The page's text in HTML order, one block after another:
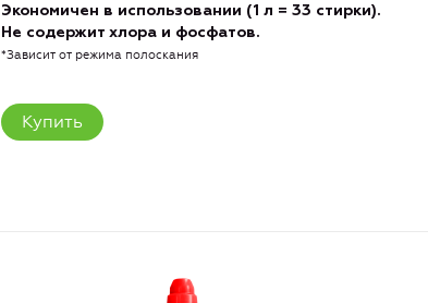
Экономичен в использовании (1 л = 33 стирки).
Не содержит хлора и фосфатов.
*Зависит от режима полоскания
Купить